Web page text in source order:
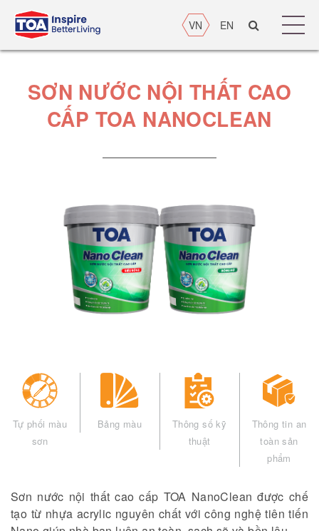
VN EN
SƠN NƯỚC NỘI THẤT CAO
CẤP TOA NANOCLEAN
Tự phối màu
sơn
Bảng màu
Thông số kỹ
thuật
Thông tin an
toàn sản
phẩm
Sơn nước nội thất cao cấp TOA NanoClean được chế
tạo từ nhựa acrylic nguyên chất với công nghệ tiên tiến